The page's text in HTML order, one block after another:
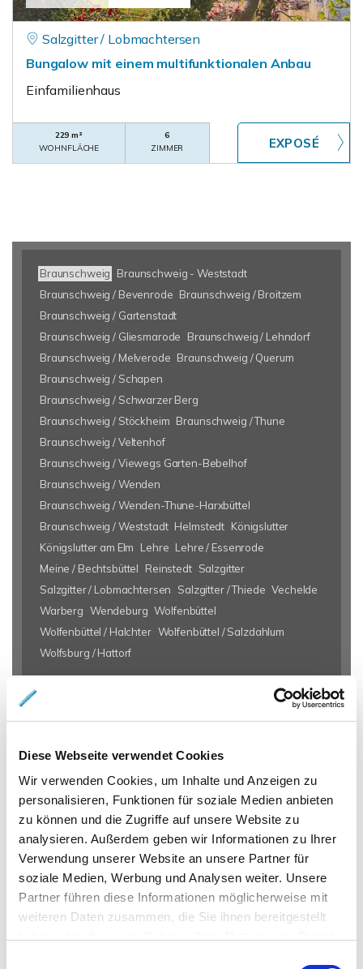
Diese Webseite verwendet Cookies
Wir verwenden Cookies, um Inhalte und Anzeigen zu
personalisieren, Funktionen für soziale Medien anbieten
zu können und die Zugriffe auf unsere Website zu
analysieren. Außerdem geben wir Informationen zu Ihrer
Verwendung unserer Website an unsere Partner für
soziale Medien, Werbung und Analysen weiter. Unsere
Partner führen diese Informationen möglicherweise mit
weiteren Daten zusammen, die Sie ihnen bereitgestellt
Salzgitter / Lobmachtersen
Bungalow mit einem multifunktionalen Anbau
Einfamilienhaus
229 m²
WOHNFLÄCHE
6
ZIMMER
Braunschweig
Braunschweig - Weststadt
Braunschweig / Bevenrode Braunschweig / Broitzem
Braunschweig / Gartenstadt
Braunschweig / Gliesmarode
Braunschweig / Lehndorf
Braunschweig / Melverode Braunschweig / Querum
Braunschweig / Schapen
Braunschweig / Schwarzer Berg
Braunschweig / Stöckheim Braunschweig / Thune
Braunschweig / Veltenhof
Braunschweig / Viewegs Garten-Bebelhof
Braunschweig / Wenden
Braunschweig / Wenden-Thune-Harxbüttel
Braunschweig / Weststadt Helmstedt Königslutter
Königslutter am Elm
Lehre Lehre / Essenrode
Meine / Bechtsbüttel
Reinstedt Salzgitter
Salzgitter / Lobmachtersen
Salzgitter / Thiede Vechelde
Warberg Wendeburg Wolfenbüttel
Wolfenbüttel / Halchter Wolfenbüttel / Salzdahlum
Wolfsburg / Hattorf
Eigentumswohnungen Braunschweig
Eigentumswohnung
Braunschweig
Mietwohnung Braunschweig
Braunschweig
Reihenhaus Braunschweig
Wohnung miete
Braunschweig
Wohnung suche Braunschweig
Wohnungssuche
Braunschweig
Wohnungsanzeigen Braunschweig
Wohnung
Braunschweig
Haus Braunschweig
Häuser Braunschweig
kaufen Braunschweig
mieten Braunschweig
Immobilie
Braunschweig
Immobilien Braunschweig
Hauskauf
Immobilienkauf Braunschweig